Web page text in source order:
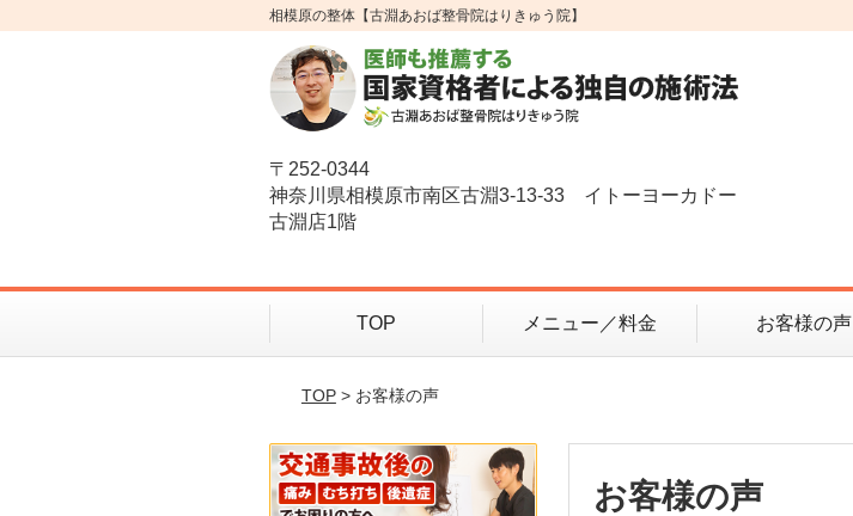
相模原の整体【古淵あおば整骨院はりきゅう院】
〒252-0344
神奈川県相模原市南区古淵3-13-33 イトーヨーカドー
古淵店1階
TOP メニュー／料金 お客様の声
TOP> お客様の声
お客様の声